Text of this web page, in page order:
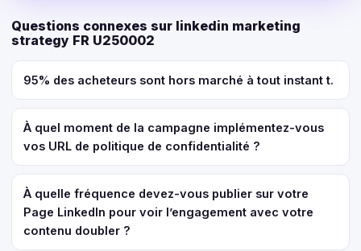
Questions connexes sur linkedin marketing
strategy FR U250002
95% des acheteurs sont hors marché à tout instant t.
À quel moment de la campagne implémentez-vous
vos URL de politique de confidentialité ?
À quelle fréquence devez-vous publier sur votre
Page LinkedIn pour voir l’engagement avec votre
contenu doubler ?